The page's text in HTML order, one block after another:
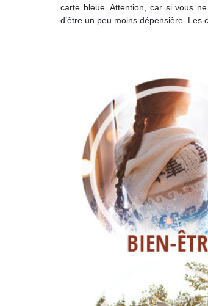
carte bleue. Attention, car si vous
d’être un peu moins dépensière. Les